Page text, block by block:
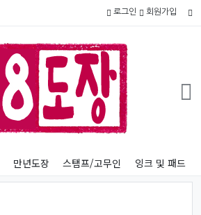
로그인 회원가입
만년도장 스탬프/고무인 잉크 및 패드